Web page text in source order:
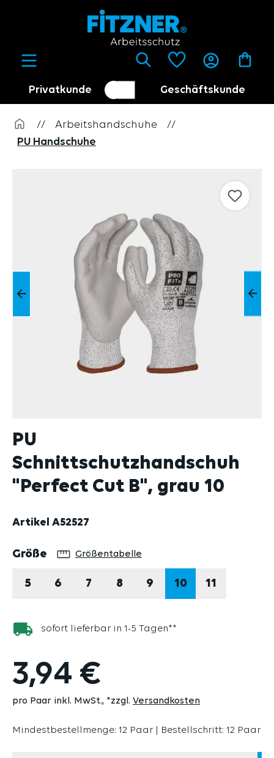
Privatkunde
Kundenumschalter
Geschäftskunde
Händler
// Arbeitshandschuhe
//
PU Handschuhe
PU
Schnittschutzhandschuh
"Perfect Cut B", grau 10
Artikel A52527
Größe auswählen
Größentabelle
5 6 7 8 9 10 11
sofort lieferbar in 1-5 Tagen**
3,94 €
pro Paar inkl. MwSt. *zzgl. Versandkosten
Mindestbestellmenge: 12 Paar | Bestellschritt: 12 Paar